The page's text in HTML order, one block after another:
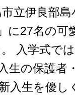
立伊良部
に27名の可
入学式で
生の保護者
入生を優し